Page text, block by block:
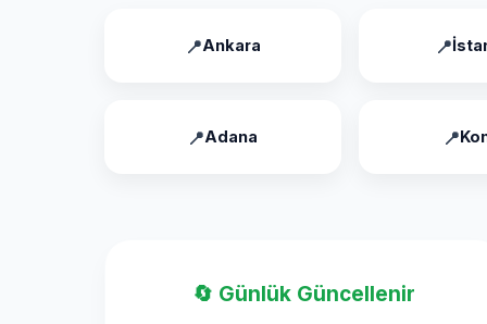
Ankara
Adana
🔄 Günlük Güncellenir